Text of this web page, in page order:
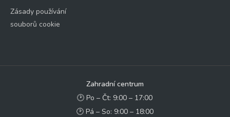
Zásady používání
souborů cookie
Zahradní centrum
🕑 Po – Čt: 9:00 – 17:00
🕑 Pá – So: 9:00 – 18:00